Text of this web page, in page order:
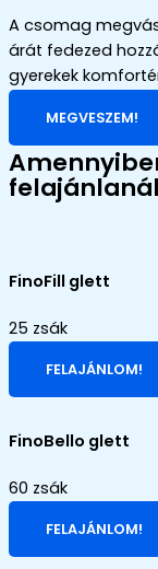
A csomag
árát fedezed
gyerekek
MEGVESZEM!
felajánlanál
FinoFill glett
25 zsák
FELAJÁNLOM!
FinoBello glett
60 zsák
FELAJÁNLOM!